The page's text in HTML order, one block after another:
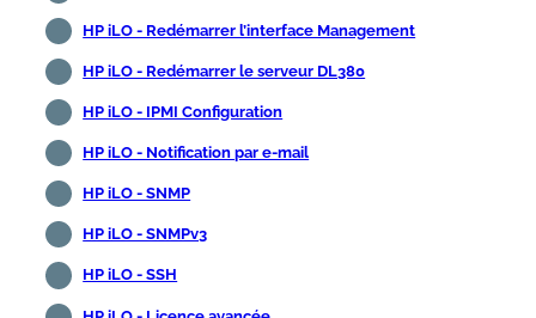
HP iLO - Redémarrer l’interface Management
HP iLO - Redémarrer le serveur DL380
HP iLO - IPMI Configuration
HP iLO - Notification par e-mail
HP iLO - SNMP
HP iLO - SNMPv3
HP iLO - SSH